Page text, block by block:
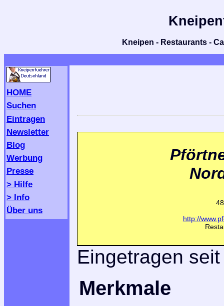
Kneipen - Restaurants -
HOME
Suchen
Eintragen
Newsletter
Blog
Werbung
Presse
> Hilfe
> Info
Über uns
http://
Eingetragen
Merkmale